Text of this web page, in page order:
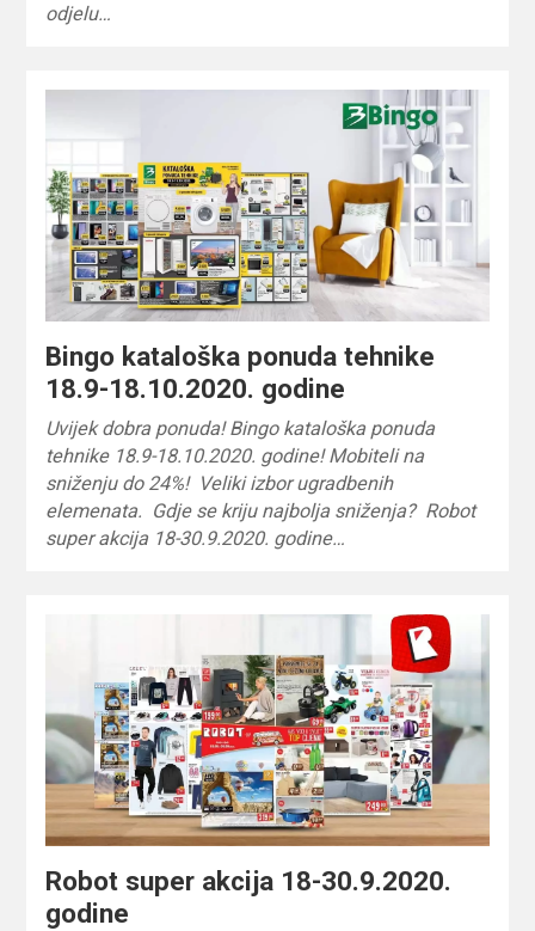
odjelu…
Bingo kataloška ponuda tehnike
18.9-18.10.2020. godine
Uvijek dobra ponuda! Bingo kataloška ponuda
tehnike 18.9-18.10.2020. godine! Mobiteli na
sniženju do 24%! Veliki izbor ugradbenih
elemenata. Gdje se kriju najbolja sniženja? Robot
super akcija 18-30.9.2020. godine…
Robot super akcija 18-30.9.2020.
godine